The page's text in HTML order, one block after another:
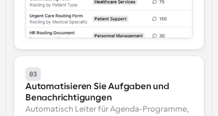
03
Automatisieren Sie Aufgaben und
Benachrichtigungen
Automatisch Leiter für Agenda-Programme,